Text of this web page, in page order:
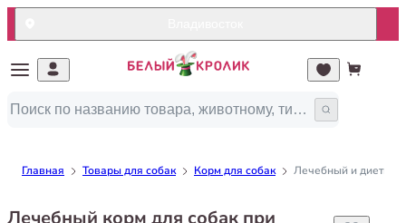
Главная Товары для собак Корм для собак Лечебный и